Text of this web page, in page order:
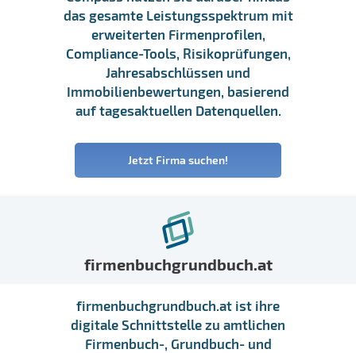
das gesamte Leistungsspektrum mit
erweiterten Firmenprofilen,
Compliance-Tools, Risikoprüfungen,
Jahresabschlüssen und
Immobilienbewertungen, basierend
auf tagesaktuellen Datenquellen.
Jetzt Firma suchen!
firmenbuchgrundbuch.at
firmenbuchgrundbuch.at ist ihre
digitale Schnittstelle zu amtlichen
Firmenbuch-, Grundbuch- und